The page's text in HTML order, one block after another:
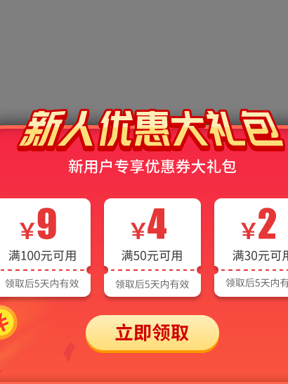
出版社，2011年；
融出版社，2011年；
融出版社，2010年；
社，2009年；
社，2009年；
年；